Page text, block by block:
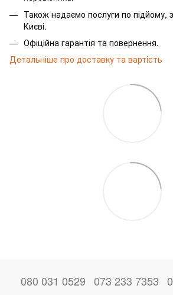
Також надаємо послуги по підйому,
Києві.
Офіційна гарантія та повернення.
Детальніше про доставку та вартість
080 031 0529 073 233 7353